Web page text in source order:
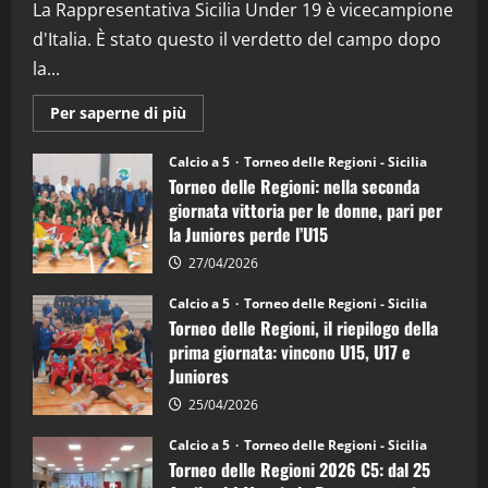
08/04/2026
La Rappresentativa Sicilia Under 19 è vicecampione
d'Italia. È stato questo il verdetto del campo dopo
la...
Per saperne di più
informazioni
Torneo
delle
Regioni
di
calcio
a
5:
la
Juniores
è
vicecampione
d’Italia
Calcio a 5 Torneo delle Regioni - Sicilia
Torneo delle Regioni: nella seconda
giornata vittoria per le donne, pari per
la Juniores perde l’U15
27/04/2026
Calcio a 5 Torneo delle Regioni - Sicilia
Torneo delle Regioni, il riepilogo della
prima giornata: vincono U15, U17 e
Juniores
25/04/2026
Calcio a 5 Torneo delle Regioni - Sicilia
Torneo delle Regioni 2026 C5: dal 25